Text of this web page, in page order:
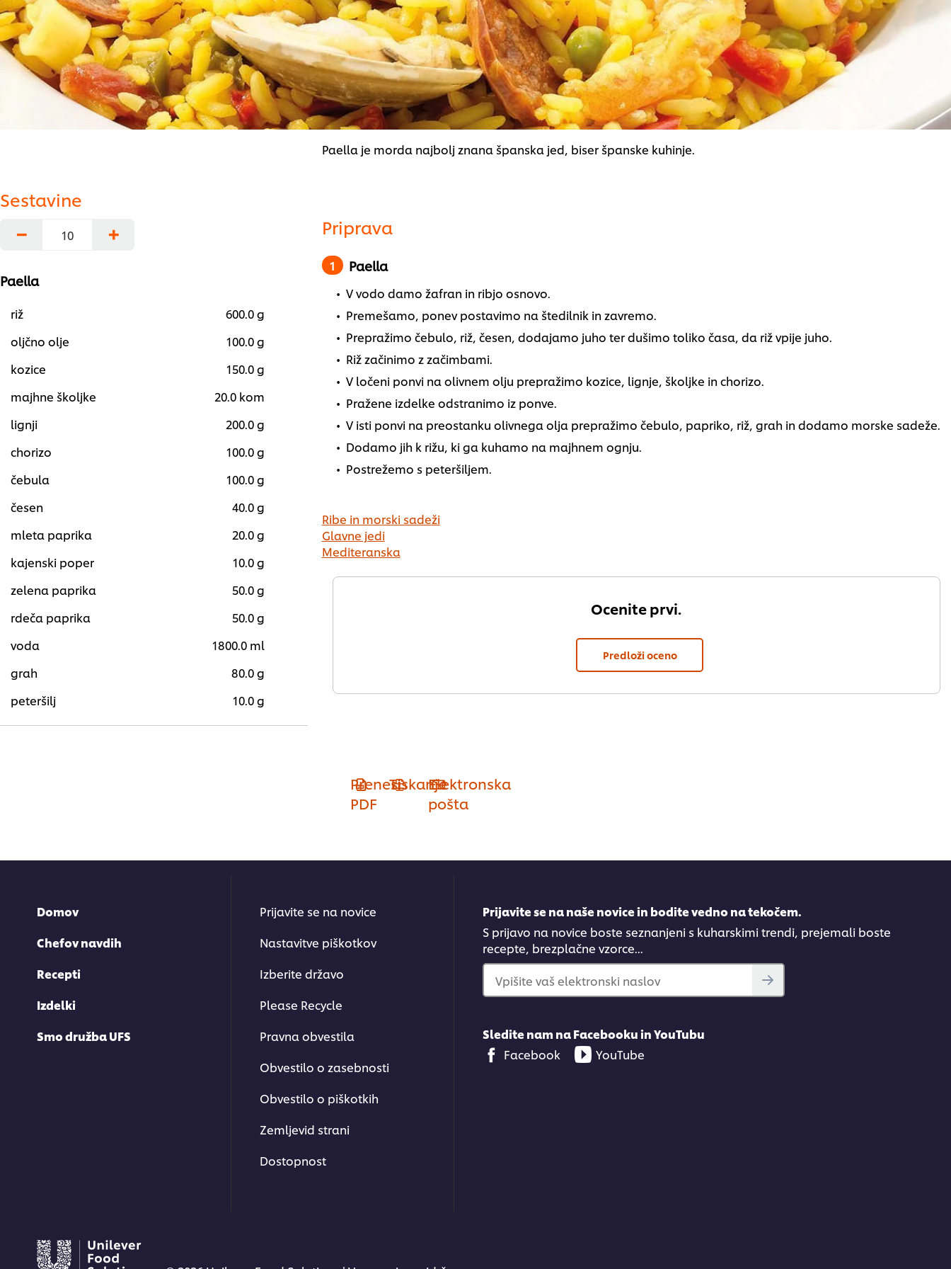
Sestavine
− +
Paella
riž
600.0 g
oljčno olje
100.0 g
kozice
150.0 g
majhne školjke
20.0 kom
lignji
200.0 g
chorizo
100.0 g
čebula
100.0 g
česen
40.0 g
mleta paprika
20.0 g
kajenski poper
10.0 g
zelena paprika
50.0 g
rdeča paprika
50.0 g
voda
1800.0 ml
grah
80.0 g
peteršilj
10.0 g
Paella je morda najbolj znana španska jed, biser španske kuhinje.
Priprava
Paella
V vodo damo žafran in ribjo osnovo.
Premešamo, ponev postavimo na štedilnik in zavremo.
Prepražimo čebulo, riž, česen, dodajamo juho ter dušimo toliko časa, da riž vpije juho.
Riž začinimo z začimbami.
V ločeni ponvi na olivnem olju prepražimo kozice, lignje, školjke in chorizo.
Pražene izdelke odstranimo iz ponve.
V isti ponvi na preostanku olivnega olja prepražimo čebulo, papriko, riž, grah in dodamo morske sadeže.
Dodamo jih k rižu, ki ga kuhamo na majhnem ognju.
Postrežemo s peteršiljem.
Ribe in morski sadeži
Glavne jedi
Mediteranska
Ocenite prvi.
Predloži oceno
Prenesi
PDF
TiskanjeElektronska
pošta
Domov
Chefov navdih
Recepti
Izdelki
Smo družba UFS
Prijavite se na novice
Nastavitve piškotkov
Izberite državo
Please Recycle
Pravna obvestila
Obvestilo o zasebnosti
Obvestilo o piškotkih
Zemljevid strani
Dostopnost
Prijavite se na naše novice in bodite vedno na tekočem.
S prijavo na novice boste seznanjeni s kuharskimi trendi, prejemali boste
recepte, brezplačne vzorce...
Vpišite vaš elektronski naslov
Sledite nam na Facebooku in YouTubu
Facebook
YouTube